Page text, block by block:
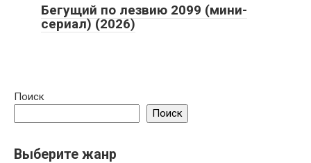
Бегущий по лезвию 2099 (мини-
сериал) (2026)
Поиск
Поиск
Выберите жанр